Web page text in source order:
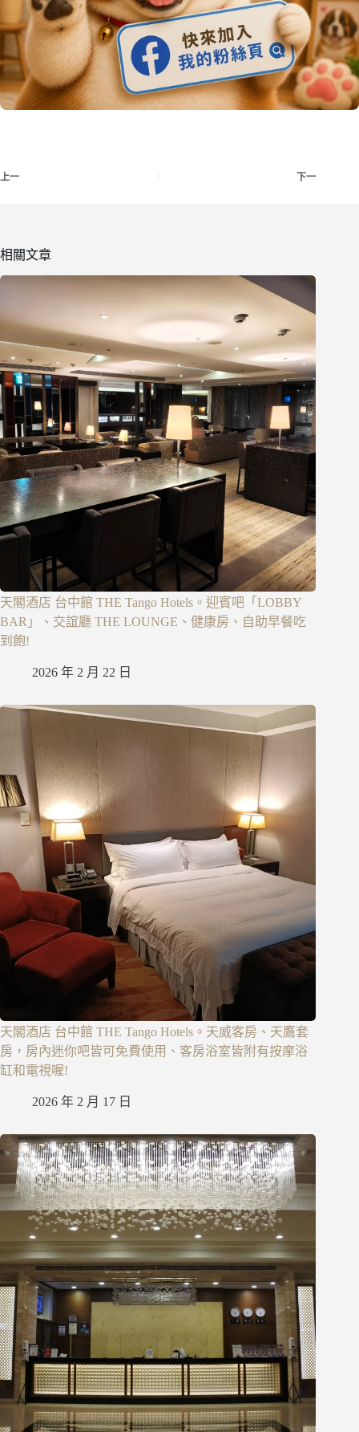
上一 下一
相關文章
天閣酒店 台中館 THE Tango Hotels。迎賓吧「LOBBY
BAR」、交誼廳 THE LOUNGE、健康房、自助早餐吃
到飽!
2026 年 2 月 22 日
天閣酒店 台中館 THE Tango Hotels。天威客房、天鷹套
房，房內迷你吧皆可免費使用、客房浴室皆附有按摩浴
缸和電視喔!
2026 年 2 月 17 日